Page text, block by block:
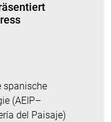
spanische
(AEIP–
del Paisaje)